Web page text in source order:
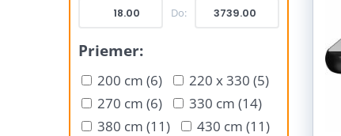
Do:
Priemer:
200 cm (6)
220 x 330 (5)
270 cm (6)
330 cm (14)
380 cm (11)
430 cm (11)